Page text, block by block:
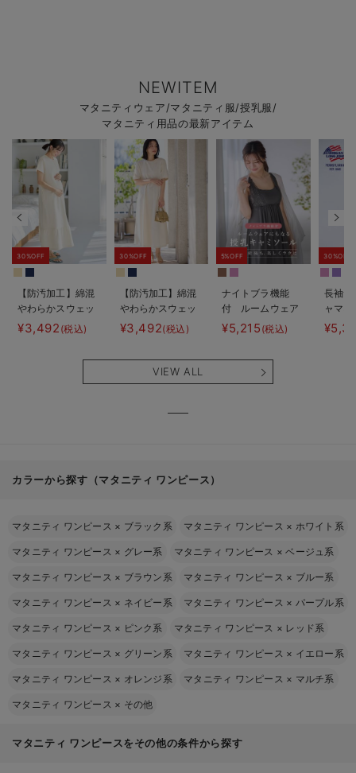
NEWITEM
マタニティウェア/マタニティ服/授乳服/
マタニティ用品の最新アイテム
30%OFF
【防汚加工】綿混
やわらかスウェッ
ト半袖ティアード
ネグリジェ マタ
¥3,492 (税込)
30%OFF
【防汚加工】綿混
やわらかスウェッ
ト半袖フレアワン
ピース マタニテ
も長く使える】
¥3,492(税込)
5%OFF
ナイトブラ機能
付 ルームウェア
にもなる授乳キャ
ミソール
¥5,215 (税込)
30%OFF
長袖サ
ャマ
ェー
VIEW ALL
カラーから探す（マタニティ ワンピース）
マタニティ ワンピース × ブラック系 マタニティ ワンピース × ホワイト系
マタニティ ワンピース × グレー系 マタニティ ワンピース ×ベージュ系
マタニティ ワンピース × ブラウン系 マタニティ ワンピース × ブルー系
マタニティ ワンピース × ネイビー系 マタニティ ワンピース × パープル系
マタニティ ワンピース × ピンク系 マタニティ ワンピース × レッド系
マタニティ ワンピース × グリーン系 マタニティ ワンピース × イエロー系
マタニティ ワンピース × オレンジ系 マタニティ ワンピース × マルチ系
マタニティ ワンピース × その他
マタニティ ワンピースをその他の条件から探す